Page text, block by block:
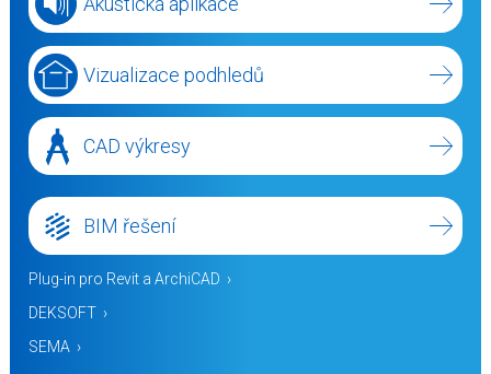
Vizualizace podhledů
CAD výkresy
BIM řešení
Plug-in pro Revit a ArchiCAD
DEKSOFT
SEMA